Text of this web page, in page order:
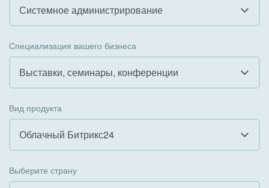
Системное администрирование
Внедрение КЭДО
Интеграция с 1С
Организация задач и проектов
Внедрение Бизнес-процессов
Специализация вашего бизнеса
Выставки, семинары, конференции
Государственные организации
Коммунальные услуги, ЖКХ
Вид продукта
Облачный Битрикс24
Выберите страну